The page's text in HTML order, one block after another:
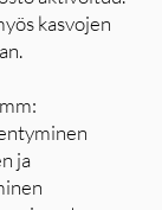
kasvojen
ja